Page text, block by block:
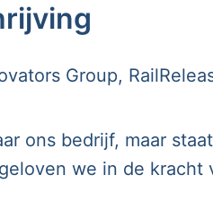
Group,
ons bedrijf, maar
we in de